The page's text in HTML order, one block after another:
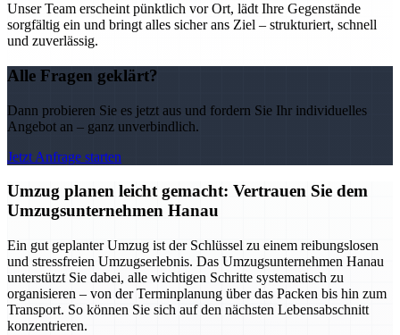
Unser Team erscheint pünktlich vor Ort, lädt Ihre Gegenstände
sorgfältig ein und bringt alles sicher ans Ziel – strukturiert, schnell
und zuverlässig.
Alle Fragen geklärt?
Dann probieren Sie es jetzt aus und fordern Sie Ihr individuelles
Angebot an – ganz unverbindlich.
Jetzt Anfrage starten
Umzug planen leicht gemacht: Vertrauen Sie dem
Umzugsunternehmen Hanau
Ein gut geplanter Umzug ist der Schlüssel zu einem reibungslosen
und stressfreien Umzugserlebnis. Das Umzugsunternehmen Hanau
unterstützt Sie dabei, alle wichtigen Schritte systematisch zu
organisieren – von der Terminplanung über das Packen bis hin zum
Transport. So können Sie sich auf den nächsten Lebensabschnitt
konzentrieren.